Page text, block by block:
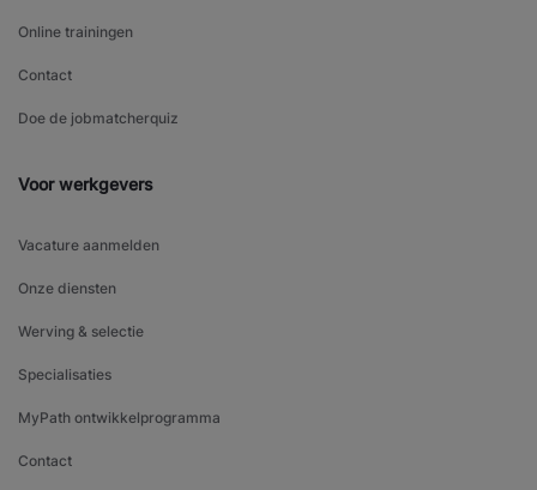
Online trainingen
Contact
Doe de jobmatcherquiz
Voor werkgevers
Vacature aanmelden
Onze diensten
Werving & selectie
Specialisaties
MyPath ontwikkelprogramma
Contact